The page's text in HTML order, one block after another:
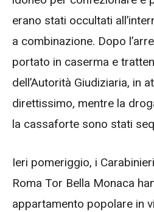
erano stati occultati
a combinazione. Dopo
portato in caserma e
dell’Autorità Giudiziaria, in
direttissimo, mentre la
la cassaforte sono stati
Ieri pomeriggio, i
Roma Tor Bella Monaca
appartamento popolare in